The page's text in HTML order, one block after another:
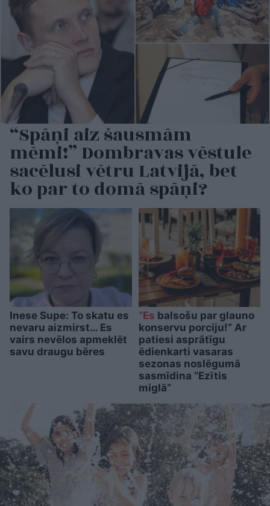
“Spāņi aiz šausmām
mēmi!” Dombravas vēstule
sacēlusi vētru Latvijā, bet
ko par to domā spāņi?
Inese Supe: To skatu es
nevaru aizmirst… Es
vairs nevēlos apmeklēt
savu draugu bēres
“Es balsošu par glauno
konservu porciju!” Ar
patiesi asprātīgu
ēdienkarti vasaras
sezonas noslēgumā
sasmīdina “Ezītis
miglā”